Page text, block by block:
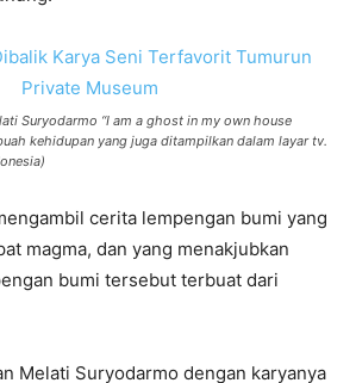
Suryodarmo “I am a ghost in my own house
kehidupan yang juga ditampilkan dalam layar tv.
cerita lempengan bumi yang
magma, dan yang menakjubkan
bumi tersebut terbuat dari
Melati Suryodarmo dengan karyanya